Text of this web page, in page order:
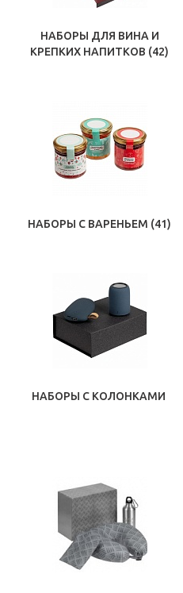
НАБОРЫ ДЛЯ ВИНА И
КРЕПКИХ НАПИТКОВ (42)
НАБОРЫ С ВАРЕНЬЕМ (41)
НАБОРЫ С КОЛОНКАМИ